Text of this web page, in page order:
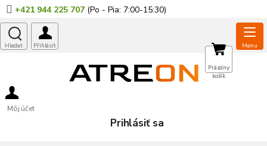
Prejsť
na
obsah
+421 944 225 707
Môj účet
Prihlásiť sa
NÁKUPNÝ
KOŠÍK
Prázdny
košík